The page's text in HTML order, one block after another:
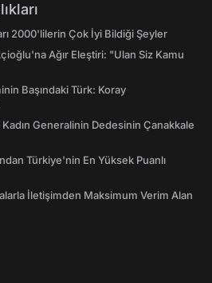
2000'lilerin Çok İyi Bildiği Şeyler
Ağır Eleştiri: "Ulan Siz Kamu
Başındaki Türk: Koray
Generalinin Dedesinin Çanakkale
Türkiye'nin En Yüksek Puanlı
İletişimden Maksimum Verim Alan